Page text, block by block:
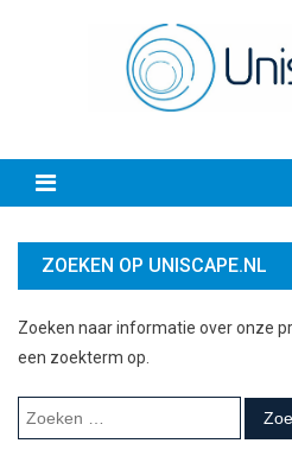
ZOEKEN OP UNISCAPE.NL
Zoeken naar informatie over onze
een zoekterm op.
Zoeken
naar: